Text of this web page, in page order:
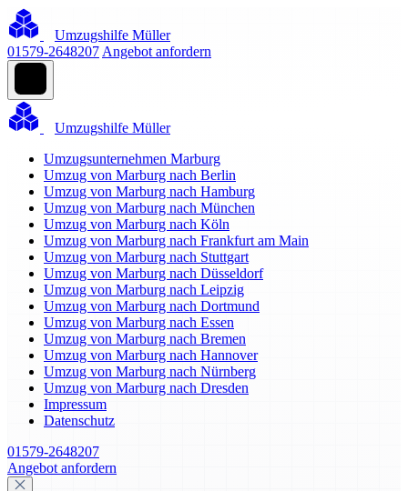
Umzugshilfe Müller
01579-2648207 Angebot anfordern
Umzugshilfe Müller
Umzugsunternehmen Marburg
Umzug von Marburg nach Berlin
Umzug von Marburg nach Hamburg
Umzug von Marburg nach München
Umzug von Marburg nach Köln
Umzug von Marburg nach Frankfurt am Main
Umzug von Marburg nach Stuttgart
Umzug von Marburg nach Düsseldorf
Umzug von Marburg nach Leipzig
Umzug von Marburg nach Dortmund
Umzug von Marburg nach Essen
Umzug von Marburg nach Bremen
Umzug von Marburg nach Hannover
Umzug von Marburg nach Nürnberg
Umzug von Marburg nach Dresden
Impressum
Datenschutz
01579-2648207
Angebot anfordern